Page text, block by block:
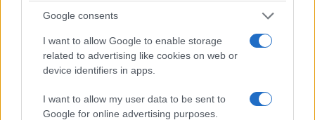
Google consents
I want to allow Google to enable storage
related to advertising like cookies on web or
device identifiers in apps.
I want to allow my user data to be sent to
Google for online advertising purposes.
Die Sonne In Meinen
Augen (1973)
5 Αυγούστου 2026, 9:00 μμ
5 Αυγούστου 2026, 8:34 μμ